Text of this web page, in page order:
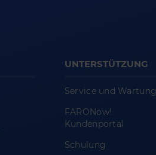
UNTERSTÜTZUNG
Service und Wartung
FARONow!
Kundenportal
Schulung